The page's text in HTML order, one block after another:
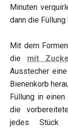
Minuten
dann die
Mit dem
die mit
Ausstecher
Bienenkorb
Füllung in einen
die
jedes Stück